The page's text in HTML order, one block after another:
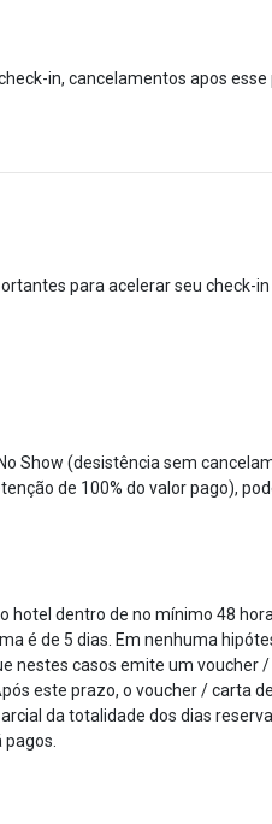
in, cancelamentos apos
para acelerar seu check-
Show (desistência sem
de 100% do valor pago),
dentro de no mínimo 48
é de 5 dias. Em nenhuma
nestes casos emite um voucher
este prazo, o voucher / carta
da totalidade dos dias